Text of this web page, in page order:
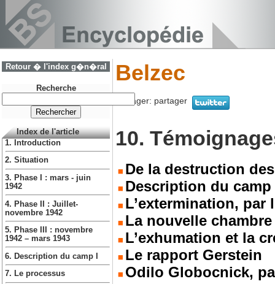
Retour � l'index g�n�ral
Recherche
Index de l'article
1. Introduction
2. Situation
3. Phase I : mars - juin
1942
4. Phase II : Juillet-
novembre 1942
5. Phase III : novembre
1942 – mars 1943
6. Description du camp I
7. Le processus
Belzec
Partager: partager
10.
De la destruction
Description du
L’extermination, par
La nouvelle
L’exhumation et la
Le rapport Gerstein
Odilo Globocnick,